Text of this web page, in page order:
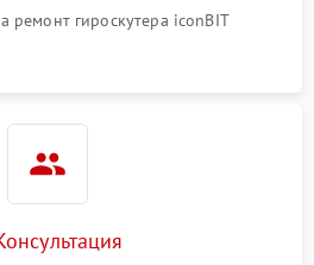
ремонт гироскутера iconBIT